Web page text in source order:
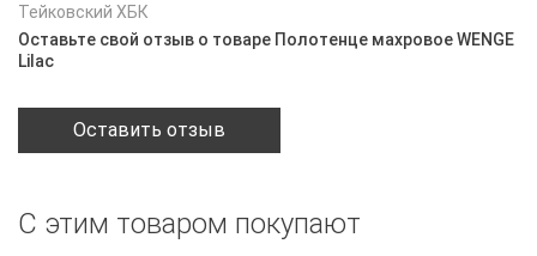
Тейковский ХБК
Оставьте свой отзыв о товаре Полотенце махровое WENGE
Lilac
Оставить отзыв
С этим товаром покупают